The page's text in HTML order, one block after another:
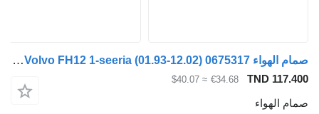
صمام الهواء Volvo FH12 1-seeria (01.93-12.02) 0675317 لـ السيارات القاطرة Volvo FH12, FH16, NH12, FH, VNL780 (1993-2014)
TND
€34.68
≈ $40.07